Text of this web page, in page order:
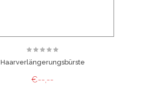
Haarverlängerungsbürste
€--,--